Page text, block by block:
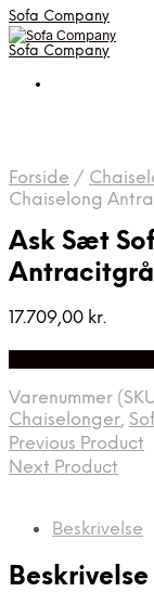
Sofa Company
Sofa Company
Forside /
Chaiselong
Ask Sæt
17.709,00 kr.
Varenummer
Chaiselonger,
Previous Product
Next Product
Beskrivelse
Beskrivelse